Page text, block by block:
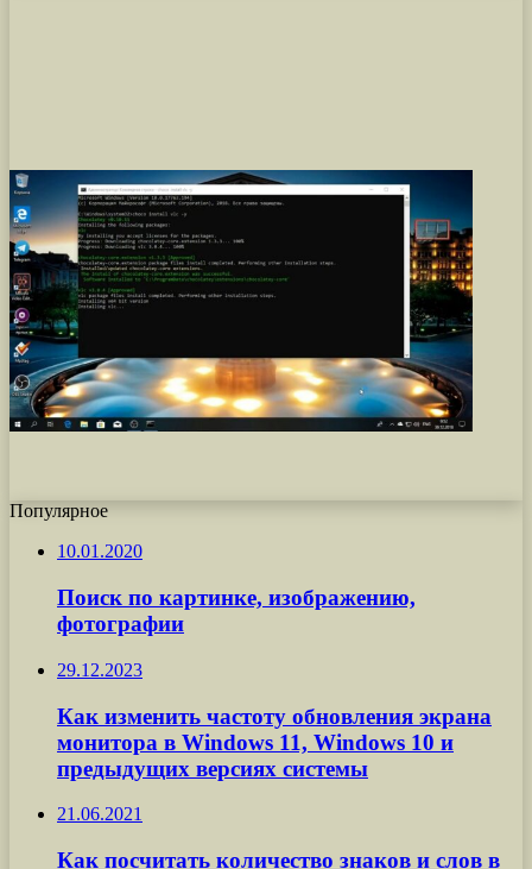
Популярное
10.01.2020
Поиск по картинке, изображению,
фотографии
29.12.2023
Как изменить частоту обновления экрана
монитора в Windows 11, Windows 10 и
предыдущих версиях системы
21.06.2021
Как посчитать количество знаков и слов в